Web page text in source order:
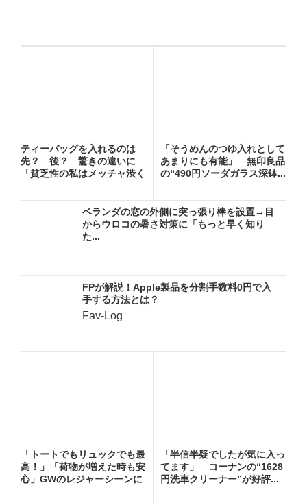
ティーバッグを入れるのは
先？ 後？ 驚きの違いに
「貧乏性の私はメッチャ渋く
「そうめんのつゆ入れとして
あまりにも有能」 無印良品
の“490円ソーダガラス深鉢...
ベランダの窓の外側に突っ張り棒を設置→目
からウロコの暑さ対策に「もっと早く知り
た...
FPが解説！Apple製品を分割手数料0円で入
手する方法とは？
Fav-Log
「トートでもリュックでも最
高！」「荷物が増えた時も安
心」GWのレジャーシーンに
「半信半疑でしたが気に入っ
てます」 コーナンの“1628
円洗車クリーナー”が好評...